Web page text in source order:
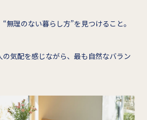
無理のない暮らし方”を見つけること。
気配を感じながら、最も自然なバラン